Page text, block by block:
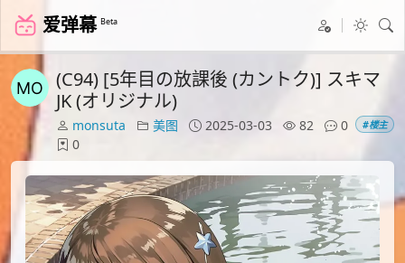
爱弹幕 Beta
(C94) [5年目の放課後 (カントク)] スキマ
JK (オリジナル)
monsuta 美图 2025-03-03 82
0
0
#楼主